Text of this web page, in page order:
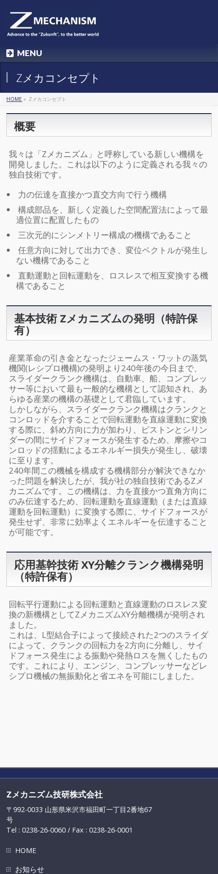
MENU
Zメカコンセプト
HOME » Zメカコンセプト
概要
我々は「Zメカニズム」と呼称している新しい機構を
開発しました。これは以下のように定義される我々の
独自技術です。
力の伝達を直接かつ直交方向で行う機構
構成部品を、新しく定義した空間配置法によって最
適位置に配置したもの
三次元的にシンメトリー構成の機構であること
任意方向に対して出力でき、変位ベクトルが発生し
ない機構であること
直動運動と回転運動を、ロスレスで相互変換する機
構であること
基本技術 Zメカニズムの発明（特許保
有）
産業革命の引き金となったジェームス・ワットの蒸気
機関(レシプロ機構)の発明より240年後の今日まで、
スライダークランク機構は、自動車、船、コンプレッ
サー等において最も一般的な機構として認知され、あ
らゆる産業の機構の基礎として君臨しています。
しかしながら、スライダークランク機構はクランクと
コンロッドを介することで回転運動を直線運動に変換
する際に、斜め方向に力が加わり、ピストンとシリン
ダーの間にサイドフォースが発生するため、摩擦やコ
ンロッドの揺動によるエネルギー損失が発生し、破壊
に至ります。
240年間この機械を構成する機構部分が解決できなか
った問題を解決したが、我が社の独自技術であるZメ
カニズムです。この機構は、力を直接かつ直角方向に
のみ伝達するため、回転運動を直線運動（または直線
運動を回転運動）に変換する際に、サイドフォースが
発生せず、非常に効率よくエネルギーを伝達すること
が可能です。
応用基幹技術 XY分離クランク機構発明
（特許保有）
回転平行運動による回転運動と直線運動のロスレス変
換の新機構としてZメカニズムXY分離機構が発明され
ました。
これは、L型結合子によって接続された2つのスライダ
によって、クランクの回転力を2方向に分離し、サイ
ドフォース発生による振動や発熱ロスを無くしたもの
です。これにより、エンジン、コンプレッサーなどレ
シプロ機械の無振動化と省エネを可能にしました。
Zメカニズム技研株式会社
〒992-0033 山形県米沢市福田町一丁目2番地67
号
Tel : 0238-26-0060 / Fax : 0238-26-0001
HOME
お知らせ